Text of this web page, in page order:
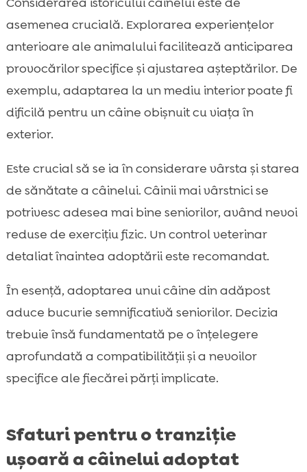
asemenea crucială. Explorarea experiențelor
anterioare ale animalului facilitează anticiparea
provocărilor specifice și ajustarea așteptărilor. De
exemplu, adaptarea la un mediu interior poate fi
dificilă pentru un câine obișnuit cu viața în
exterior.
Este crucial să se ia în considerare vârsta și starea
de sănătate a câinelui. Câinii mai vârstnici se
potrivesc adesea mai bine seniorilor, având nevoi
reduse de exercițiu fizic. Un control veterinar
detaliat înaintea adoptării este recomandat.
În esență, adoptarea unui câine din adăpost
aduce bucurie semnificativă seniorilor. Decizia
trebuie însă fundamentată pe o înțelegere
aprofundată a compatibilității și a nevoilor
specifice ale fiecărei părți implicate.
Sfaturi pentru o tranziție
ușoară a câinelui adoptat